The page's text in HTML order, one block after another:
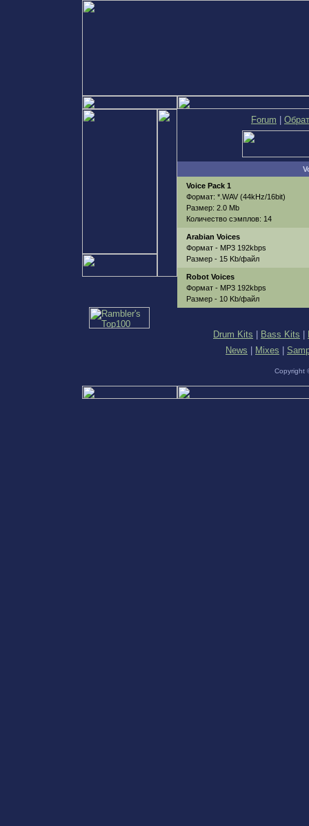
Forum
Voice Pack 1
Формат: *.WAV (44kHz/16bit)
Размер: 2.0 Mb
Количество сэмплов: 14
Arabian Voices
Формат - MP3 192kbps
Размер - 15Kb/файл
Robot Voices
Формат - MP3 192kbps
Размер - 10Kb/файл
Drum Kits Bass Kits
News
Mixes
Copyright